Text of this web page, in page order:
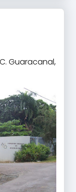
Guaracanal,